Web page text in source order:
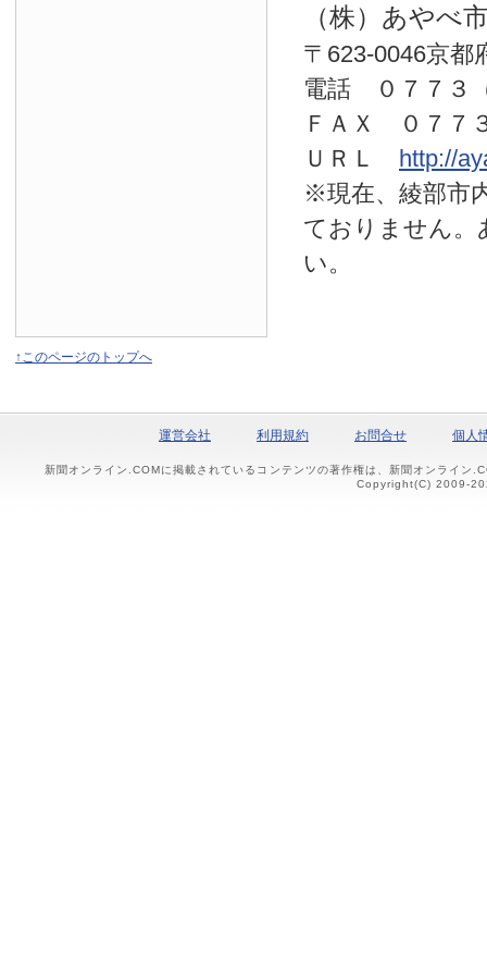
（株）あやべ
〒623-0046京都
電話 ０７７
ＦＡＸ ０７７
ＵＲＬ http://
※現在、綾部市
ておりません。
い。
↑このページのトップへ
運営会社 利用規約 お問合せ 個人
新聞オンライン.COMに掲載されているコンテンツの著作権は、新聞オンライン
Copyright(C) 2009-